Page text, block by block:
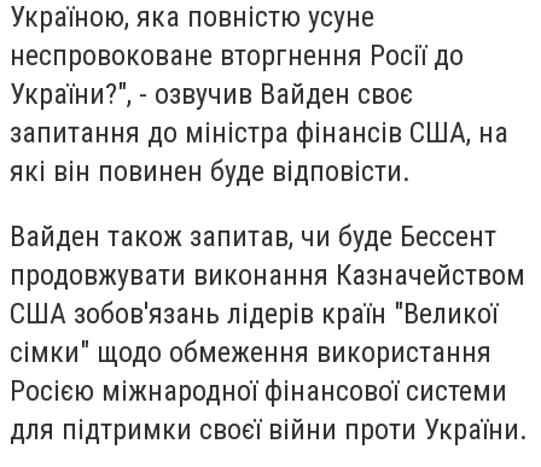
Україною, яка повністю усуне
неспровоковане вторгнення Росії до
України?", - озвучив Вайден своє
запитання до міністра фінансів США, на
які він повинен буде відповісти.
Вайден також запитав, чи буде Бессент
продовжувати виконання Казначейством
США зобов'язань лідерів країн "Великої
сімки" щодо обмеження використання
Росією міжнародної фінансової системи
для підтримки своєї війни проти України.